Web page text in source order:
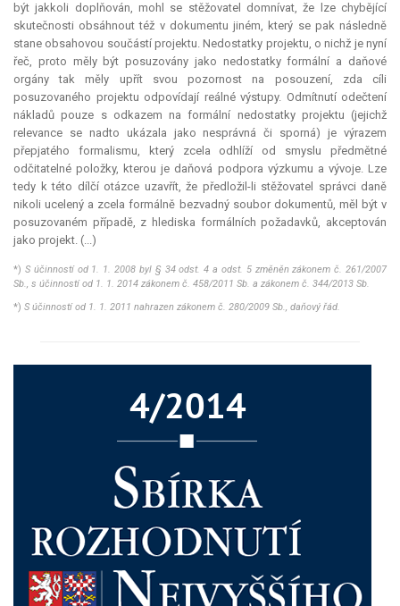
být jakkoli doplňován, mohl se stěžovatel domnívat, že lze chybějící
skutečnosti obsáhnout též v dokumentu jiném, který se pak následně
stane obsahovou součástí projektu. Nedostatky projektu, o nichž je nyní
řeč, proto měly být posuzovány jako nedostatky formální a daňové
orgány tak měly upřít svou pozornost na posouzení, zda cíli
posuzovaného projektu odpovídají reálné výstupy. Odmítnutí odečtení
nákladů pouze s odkazem na formální nedostatky projektu (jejichž
relevance se nadto ukázala jako nesprávná či sporná) je výrazem
přepjatého formalismu, který zcela odhlíží od smyslu předmětné
odčitatelné položky, kterou je daňová podpora výzkumu a vývoje. Lze
tedy k této dílčí otázce uzavřít, že předložil-li stěžovatel správci daně
nikoli ucelený a zcela formálně bezvadný soubor dokumentů, měl být v
posuzovaném případě, z hlediska formálních požadavků, akceptován
jako projekt. (...)
*) S účinností od 1. 1. 2008 byl § 34 odst. 4 a odst. 5 změněn zákonem č. 261/2007
Sb., s účinností od 1. 1. 2014 zákonem č. 458/2011 Sb. a zákonem č. 344/2013 Sb.
*) S účinností od 1. 1. 2011 nahrazen zákonem č. 280/2009 Sb., daňový řád.